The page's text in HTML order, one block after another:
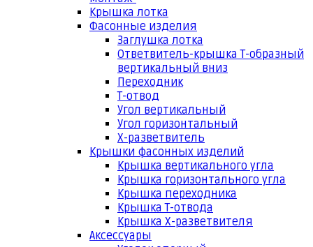
Крышка лотка
Фасонные изделия
Заглушка лотка
Ответвитель-крышка Т-образный
вертикальный вниз
Переходник
Т-отвод
Угол вертикальный
Угол горизонтальный
Х-разветвитель
Крышки фасонных изделий
Крышка вертикального угла
Крышка горизонтального угла
Крышка переходника
Крышка Т-отвода
Крышка Х-разветвителя
Аксессуары